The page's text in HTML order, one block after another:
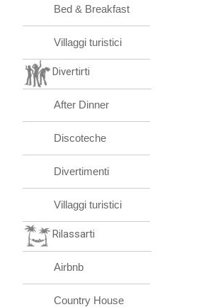
Bed & Breakfast
Villaggi turistici
Divertirti
After Dinner
Discoteche
Divertimenti
Villaggi turistici
Rilassarti
Airbnb
Country House